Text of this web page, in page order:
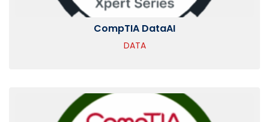
CompTIA DataAI
DATA